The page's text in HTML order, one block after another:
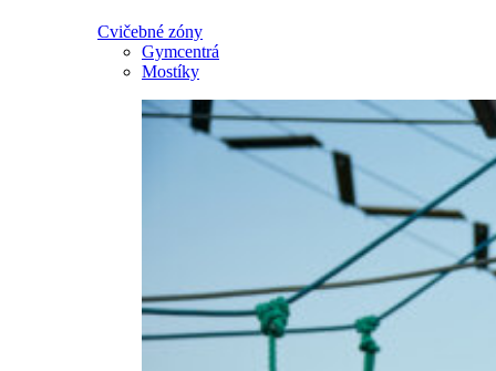
Cvičebné zóny
Gymcentrá
Mostíky